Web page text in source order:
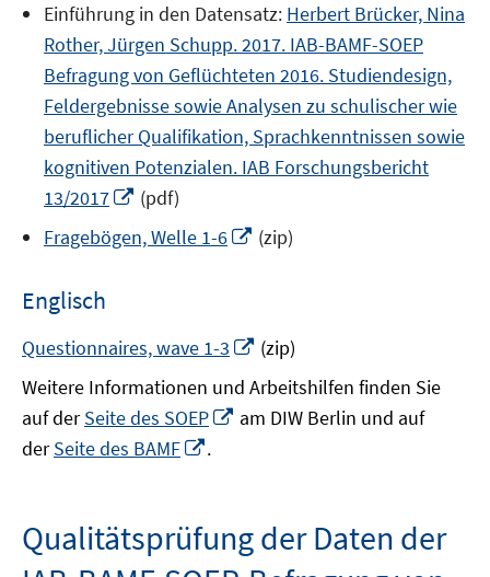
Einführung in den Datensatz: Herbert Brücker, Nina
Rother, Jürgen Schupp. 2017. IAB-BAMF-SOEP
Befragung von Geflüchteten 2016. Studiendesign,
Feldergebnisse sowie Analysen zu schulischer wie
beruflicher Qualifikation, Sprachkenntnissen sowie
kognitiven Potenzialen. IAB Forschungsbericht
13/2017
In
Fenster
(pdf)
Fragebögen, Welle 1-6
In
(zip)
Englisch
Questionnaires, wave 1-3
In
Fenster
öffnen
(zip)
Weitere Informationen und Arbeitshilfen finden Sie
auf derSeite des SOEP
In
am DIW Berlin und auf
derSeite des BAMF .
Qualitätsprüfung der Daten der